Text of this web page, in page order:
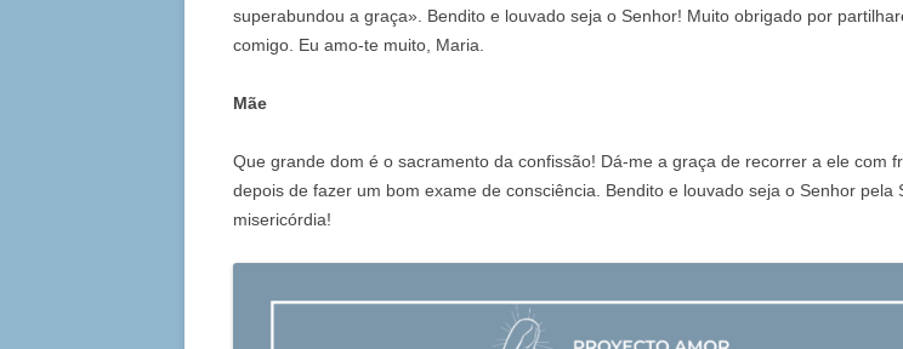
superabundou a graça». Bendito e louvado seja o Senhor! Muito obrigado por
comigo. Eu amo-te muito, Maria.
Mãe
Que grande dom é o sacramento da confissão! Dá-me a graça de recorrer a ele com
depois de fazer um bom exame de consciência. Bendito e louvado seja o Senhor pela
misericórdia!